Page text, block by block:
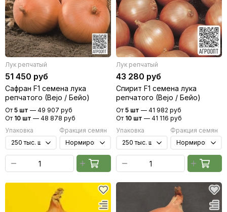
Лук репчатый
51 450 руб
Сафран F1 семена лука
репчатого (Bejo / Бейо)
От 5 шт — 49 907 руб
От 10 шт — 48 878 руб
Упаковка
Фракция семян
Лук репчатый
43 280 руб
Спирит F1 семена лука
репчатого (Bejo / Бейо)
От 5 шт — 41 982 руб
От 10 шт — 41 116 руб
Упаковка
Фракция семян